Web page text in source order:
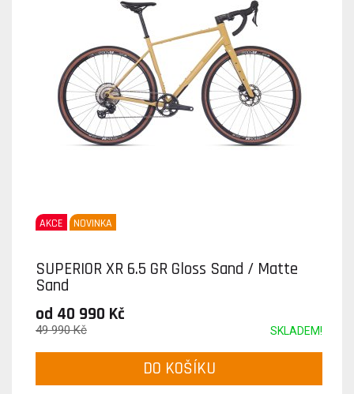
AKCE NOVINKA
SUPERIOR XR 6.5 GR Gloss Sand / Matte
Sand
od 40 990 Kč
SKLADEM!
49 990 Kč
DO KOŠÍKU